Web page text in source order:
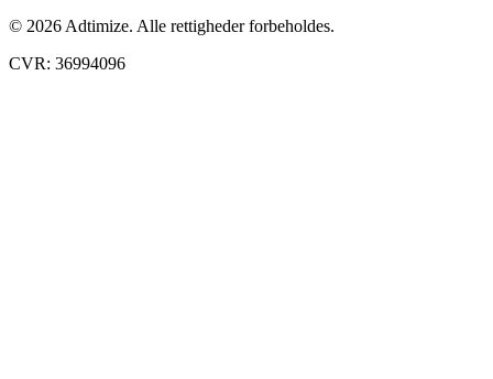
© 2026 Adtimize. Alle rettigheder forbeholdes.
CVR: 36994096